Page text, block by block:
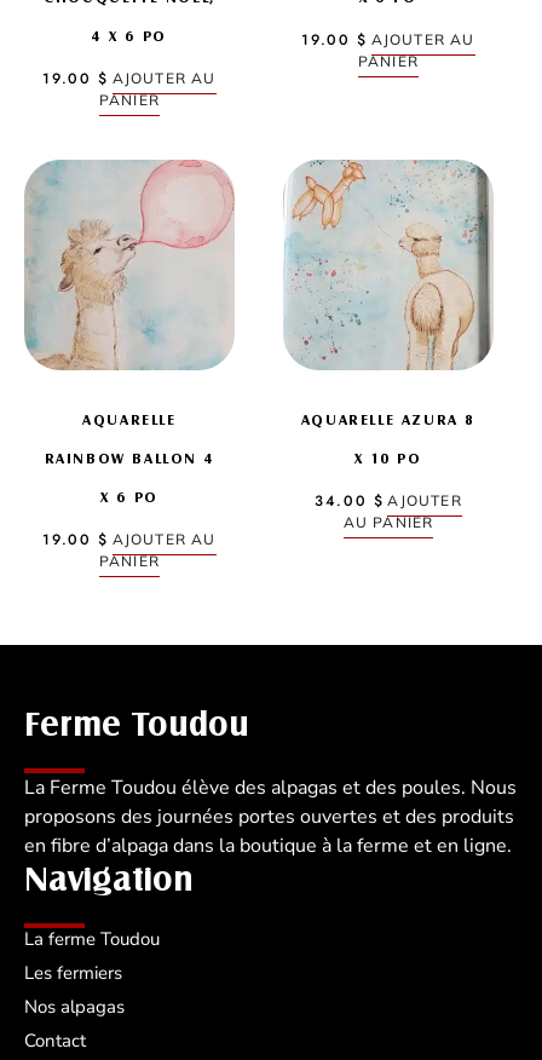
4 X 6 PO
19.00 $ AJOUTER AU
PANIER
19.00 $ AJOUTER AU
PANIER
AQUARELLE
RAINBOW BALLON 4
X 6 PO
19.00 $ AJOUTER AU
PANIER
AQUARELLE AZURA 8
X 10 PO
34.00 $ AJOUTER
AU PANIER
Ferme Toudou
La Ferme Toudou élève des alpagas et des poules. Nous
proposons des journées portes ouvertes et des produits
en fibre d’alpaga dans la boutique à la ferme et en ligne.
Navigation
La ferme Toudou
Les fermiers
Nos alpagas
Contact